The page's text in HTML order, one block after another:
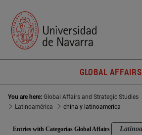
GLOBAL AFFAIRS
You are here:Global Affairs and Strategic Studies
Latinoamérica
china y latinoamerica
Entries with Categorías Global Affairs